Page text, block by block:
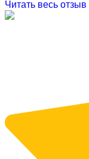
Читать весь отзыв